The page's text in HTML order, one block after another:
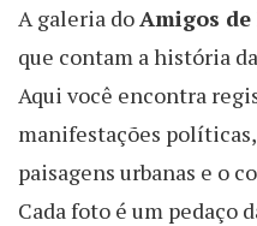
A galeria doAmigos de
que contam a história
Aqui você encontra
manifestações
paisagens urbanas e o
Cada foto é um pedaço